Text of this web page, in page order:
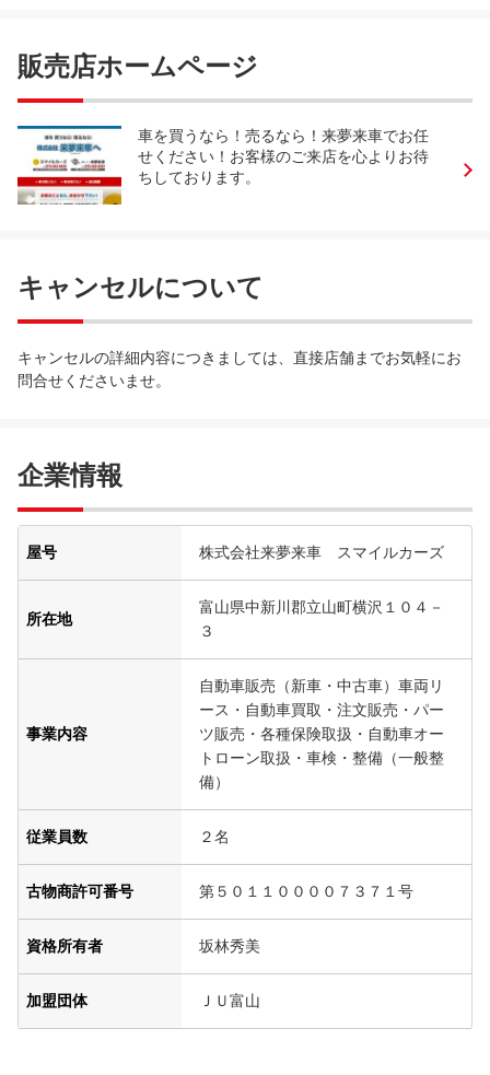
販売店ホームページ
車を買うなら！売るなら！来夢来車でお任
せください！お客様のご来店を心よりお待
ちしております。
キャンセルについて
キャンセルの詳細内容につきましては、直接店舗までお気軽にお
問合せくださいませ。
企業情報
屋号 株式会社来夢来車 スマイルカーズ
所在地
富山県中新川郡立山町横沢１０４－
３
事業内容
自動車販売（新車・中古車）車両リ
ース・自動車買取・注文販売・パー
ツ販売・各種保険取扱・自動車オー
トローン取扱・車検・整備（一般整
備）
従業員数 ２名
古物商許可番号 第５０１１００００７３７１号
資格所有者 坂林秀美
加盟団体 ＪＵ富山